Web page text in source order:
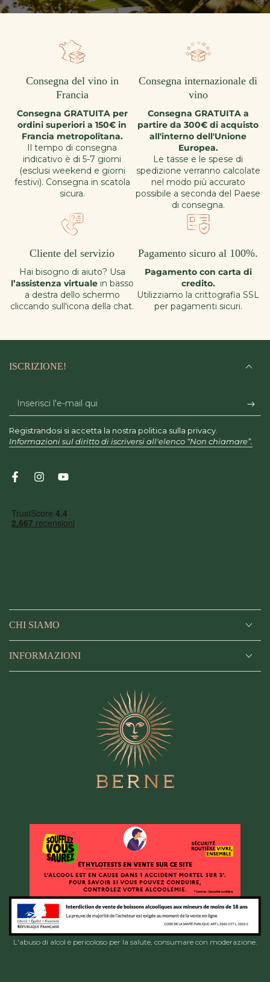
Consegna del vino in
Francia
Consegna GRATUITA per
ordini superiori a 150€ in
Francia metropolitana.
Il tempo di consegna
indicativo è di 5-7 giorni
(esclusi weekend e giorni
festivi). Consegna in scatola
sicura.
Consegna internazionale di
vino
Consegna GRATUITA a
partire da 300€ di acquisto
all'interno dell'Unione
Europea.
Le tasse e le spese di
spedizione verranno calcolate
nel modo più accurato
possibile a seconda del Paese
di consegna.
Cliente del servizio
Hai bisogno di aiuto? Usa
l’assistenza virtualein basso
a destra dello schermo
cliccando sull'icona della chat.
Pagamento sicuro al 100%.
Pagamento con carta di
credito.
Utilizziamo la crittografia SSL
per pagamenti sicuri.
CHI SIAMO
INFORMAZIONI
ISCRIZIONE!
Inserisci
l'e-
mail
Registrandosi si accetta la nostra politica sulla privacy.
Informazioni sul diritto di iscriversi all'elenco “Non chiamare”.
FacebookInstagramYouTube
L'abuso di alcol è pericoloso per la salute, consumare con moderazione.